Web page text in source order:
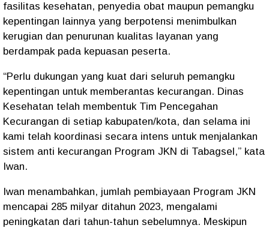
fasilitas kesehatan, penyedia obat maupun pemangku
kepentingan lainnya yang berpotensi menimbulkan
kerugian dan penurunan kualitas layanan yang
berdampak pada kepuasan peserta.
“Perlu dukungan yang kuat dari seluruh pemangku
kepentingan untuk memberantas kecurangan. Dinas
Kesehatan telah membentuk Tim Pencegahan
Kecurangan di setiap kabupaten/kota, dan selama ini
kami telah koordinasi secara intens untuk menjalankan
sistem anti kecurangan Program JKN di Tabagsel,” kata
Iwan.
Iwan menambahkan, jumlah pembiayaan Program JKN
mencapai 285 milyar ditahun 2023, mengalami
peningkatan dari tahun-tahun sebelumnya. Meskipun